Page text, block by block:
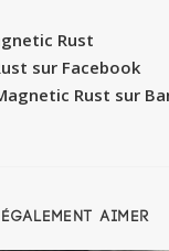
Rust
sur Facebook
Rust sur
AIMER